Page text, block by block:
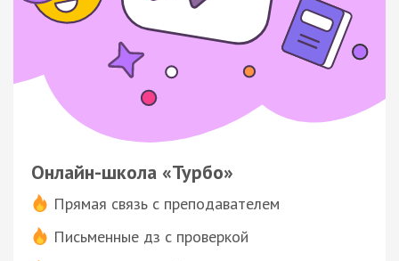
Онлайн-школа «Турбо»
Прямая связь с преподавателем
Письменные дз с проверкой